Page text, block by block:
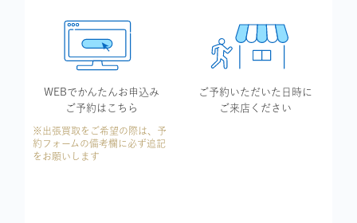
WEBでかんたんお申込み
ご予約はこちら
※出張買取をご希望の際は、予
約フォームの備考欄に必ず追記
をお願いします
ご予約いただいた 日時に
ご来店ください